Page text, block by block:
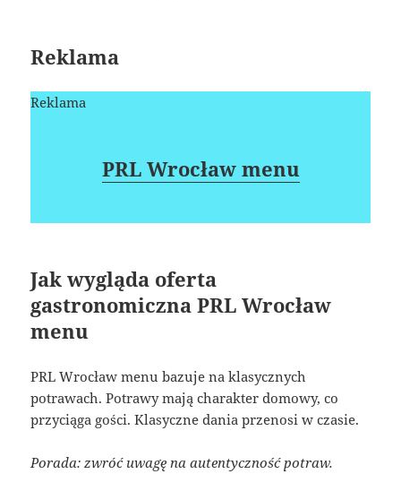
Reklama
Reklama
PRL Wrocław menu
Jak wygląda oferta
gastronomiczna PRL Wrocław
menu
PRL Wrocław menu bazuje na klasycznych
potrawach. Potrawy mają charakter domowy, co
przyciąga gości. Klasyczne dania przenosi w czasie.
Porada: zwróć uwagę na autentyczność potraw.